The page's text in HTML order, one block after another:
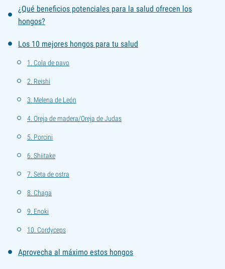
¿Qué beneficios potenciales para la salud ofrecen los
hongos?
Los 10 mejores hongos para tu salud
1. Cola de pavo
2. Reishi
3. Melena de León
4. Oreja de madera/Oreja de Judas
5. Porcini
6. Shiitake
7. Seta de ostra
8. Chaga
9. Enoki
10. Cordyceps
Aprovecha al máximo estos hongos